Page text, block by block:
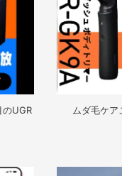
UGR
ムダ毛ケア